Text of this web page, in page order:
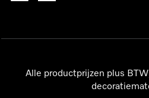
Alle productprijzen plus